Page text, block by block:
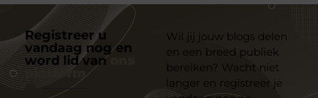
Registreer u
vandaag nog en
word lid van
platform
Wil jij jouw blogs delen
en een breed publiek
bereiken? Wacht niet
langer en registreer je